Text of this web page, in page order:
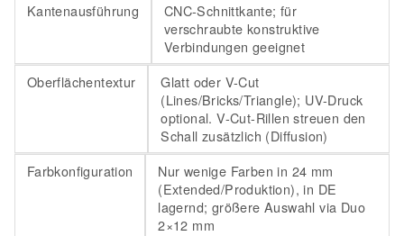
Kantenausführung
CNC-Schnittkante; für
verschraubte konstruktive
Verbindungen geeignet
Oberflächentextur
Glatt oder V-Cut
(Lines/Bricks/Triangle); UV-Druck
optional. V-Cut-Rillen streuen den
Schall zusätzlich (Diffusion)
Farbkonfiguration
Nur wenige Farben in 24 mm
(Extended/Produktion), in DE
lagernd; größere Auswahl via Duo
2×12 mm